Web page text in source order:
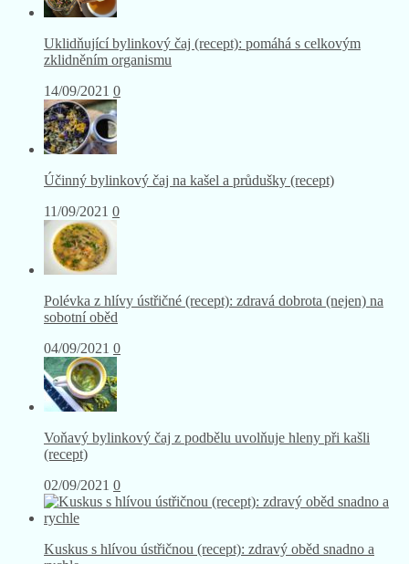
Uklidňující bylinkový čaj (recept): pomáhá s celkovým
zklidněním organismu
14/09/2021 0
Účinný bylinkový čaj na kašel a průdušky (recept)
11/09/2021 0
Polévka z hlívy ústřičné (recept): zdravá dobrota (nejen) na
sobotní oběd
04/09/2021 0
Voňavý bylinkový čaj z podbělu uvolňuje hleny při kašli
(recept)
02/09/2021 0
Kuskus s hlívou ústřičnou (recept): zdravý oběd snadno a